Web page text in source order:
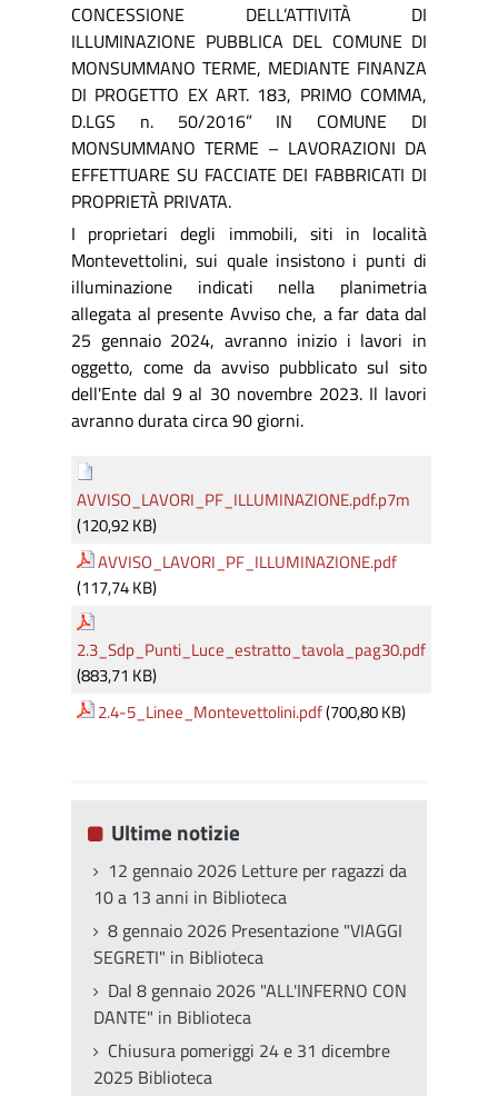
CONCESSIONE DELL’ATTIVITÀ DI
ILLUMINAZIONE PUBBLICA DEL COMUNE DI
MONSUMMANO TERME, MEDIANTE FINANZA
DI PROGETTO EX ART. 183, PRIMO COMMA,
D.LGS n. 50/2016” IN COMUNE DI
MONSUMMANO TERME – LAVORAZIONI DA
EFFETTUARE SU FACCIATE DEI FABBRICATI DI
PROPRIETÀ PRIVATA.
I proprietari degli immobili, siti in località
Montevettolini, sui quale insistono i punti di
illuminazione indicati nella planimetria
allegata al presente Avviso che, a far data dal
25 gennaio 2024, avranno inizio i lavori in
oggetto, come da avviso pubblicato sul sito
dell'Ente dal 9 al 30 novembre 2023. Il lavori
avranno durata circa 90 giorni.
AVVISO_LAVORI_PF_ILLUMINAZIONE.pdf.p7m
(120,92 KB)
AVVISO_LAVORI_PF_ILLUMINAZIONE.pdf
(117,74 KB)
2.3_Sdp_Punti_Luce_estratto_tavola_pag30.pdf
(883,71 KB)
2.4-5_Linee_Montevettolini.pdf(700,80 KB)
Ultime notizie
12 gennaio 2026 Letture per ragazzi da
10 a 13 anni in Biblioteca
8 gennaio 2026 Presentazione "VIAGGI
SEGRETI" in Biblioteca
Dal 8 gennaio 2026 "ALL'INFERNO CON
DANTE" in Biblioteca
Chiusura pomeriggi 24 e 31 dicembre
2025 Biblioteca